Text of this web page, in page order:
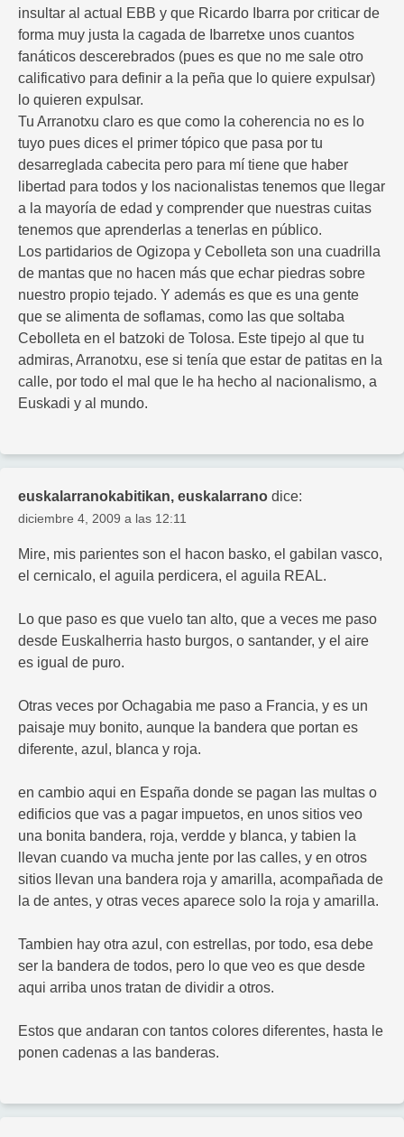
insultar al actual EBB y que Ricardo Ibarra por criticar de
forma muy justa la cagada de Ibarretxe unos cuantos
fanáticos descerebrados (pues es que no me sale otro
calificativo para definir a la peña que lo quiere expulsar)
lo quieren expulsar.
Tu Arranotxu claro es que como la coherencia no es lo
tuyo pues dices el primer tópico que pasa por tu
desarreglada cabecita pero para mí tiene que haber
libertad para todos y los nacionalistas tenemos que llegar
a la mayoría de edad y comprender que nuestras cuitas
tenemos que aprenderlas a tenerlas en público.
Los partidarios de Ogizopa y Cebolleta son una cuadrilla
de mantas que no hacen más que echar piedras sobre
nuestro propio tejado. Y además es que es una gente
que se alimenta de soflamas, como las que soltaba
Cebolleta en el batzoki de Tolosa. Este tipejo al que tu
admiras, Arranotxu, ese si tenía que estar de patitas en la
calle, por todo el mal que le ha hecho al nacionalismo, a
Euskadi y al mundo.
euskalarranokabitikan, euskalarrano dice:
diciembre 4, 2009 a las 12:11
Mire, mis parientes son el hacon basko, el gabilan vasco,
el cernicalo, el aguila perdicera, el aguila REAL.
Lo que paso es que vuelo tan alto, que a veces me paso
desde Euskalherria hasto burgos, o santander, y el aire
es igual de puro.
Otras veces por Ochagabia me paso a Francia, y es un
paisaje muy bonito, aunque la bandera que portan es
diferente, azul, blanca y roja.
en cambio aqui en España donde se pagan las multas o
edificios que vas a pagar impuetos, en unos sitios veo
una bonita bandera, roja, verdde y blanca, y tabien la
llevan cuando va mucha jente por las calles, y en otros
sitios llevan una bandera roja y amarilla, acompañada de
la de antes, y otras veces aparece solo la roja y amarilla.
Tambien hay otra azul, con estrellas, por todo, esa debe
ser la bandera de todos, pero lo que veo es que desde
aqui arriba unos tratan de dividir a otros.
Estos que andaran con tantos colores diferentes, hasta le
ponen cadenas a las banderas.